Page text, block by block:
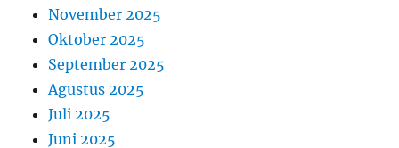
November 2025
Oktober 2025
September 2025
Agustus 2025
Juli 2025
Juni 2025